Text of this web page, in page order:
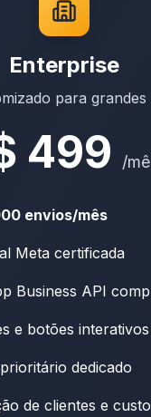
Enterprise
para grandes
499 /
envios/mês
Meta certificada
Business API
e botões interativos
dedicado
de clientes e